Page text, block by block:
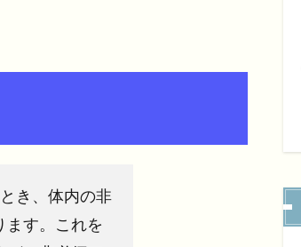
き、体内の非
ます。これを